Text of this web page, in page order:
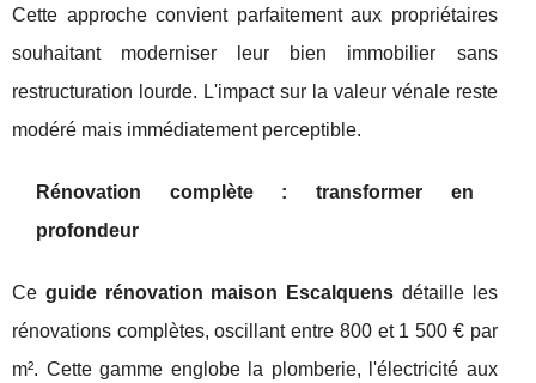
Cette approche convient parfaitement aux propriétaires
souhaitant moderniser leur bien immobilier sans
restructuration lourde. L'impact sur la valeur vénale reste
modéré mais immédiatement perceptible.
Rénovation complète : transformer en
profondeur
Ce guide rénovation maison Escalquens détaille les
rénovations complètes, oscillant entre 800 et 1 500 € par
m². Cette gamme englobe la plomberie, l'électricité aux